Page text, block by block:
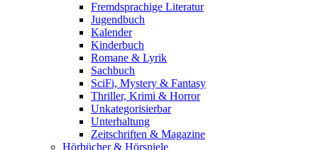
Fremdsprachige Literatur
Jugendbuch
Kalender
Kinderbuch
Romane & Lyrik
Sachbuch
SciFi, Mystery & Fantasy
Thriller, Krimi & Horror
Unkategorisierbar
Unterhaltung
Zeitschriften & Magazine
Hörbücher & Hörspiele